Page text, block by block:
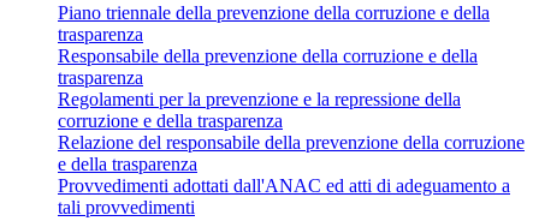
Piano triennale della prevenzione della corruzione e della
trasparenza
Responsabile della prevenzione della corruzione e della
trasparenza
Regolamenti per la prevenzione e la repressione della
corruzione e della trasparenza
Relazione del responsabile della prevenzione della corruzione
e della trasparenza
Provvedimenti adottati dall'ANAC ed atti di adeguamento a
tali provvedimenti